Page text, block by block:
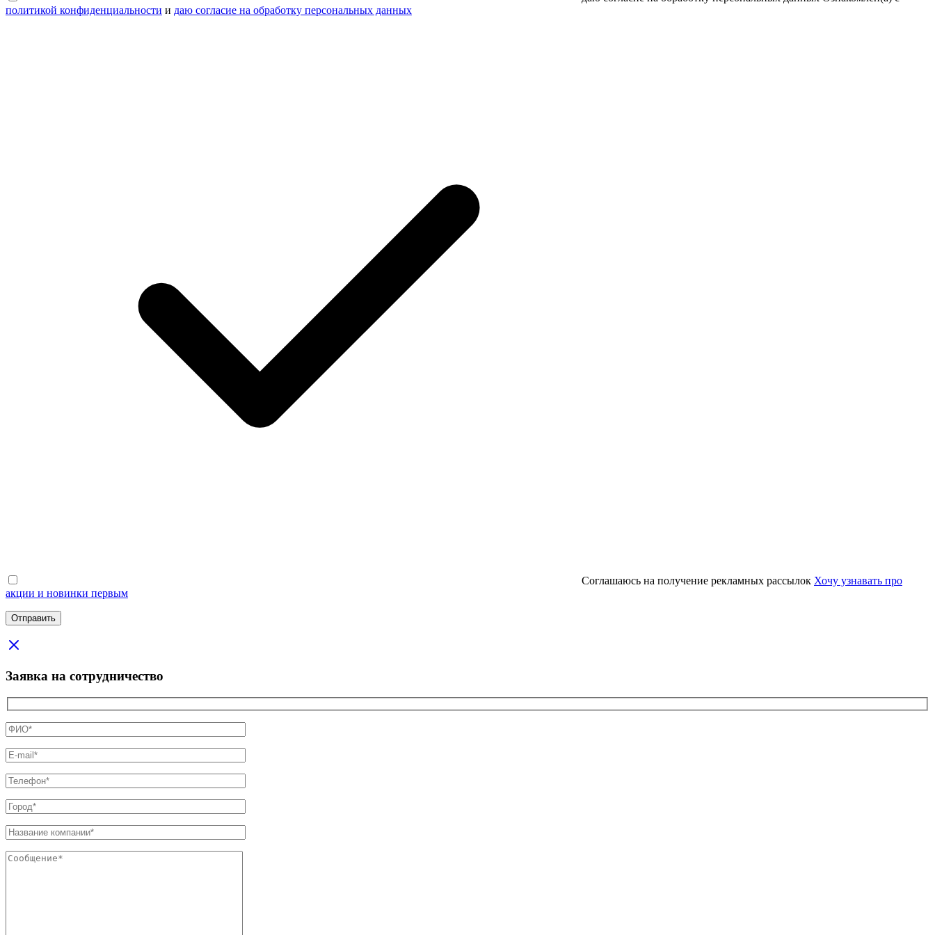
политикой конфиденциальности и даю согласие на обработку персональных данных
Соглашаюсь на получение рекламных рассылок Хочу узнавать про
акции и новинки первым
Заявка на сотрудничество